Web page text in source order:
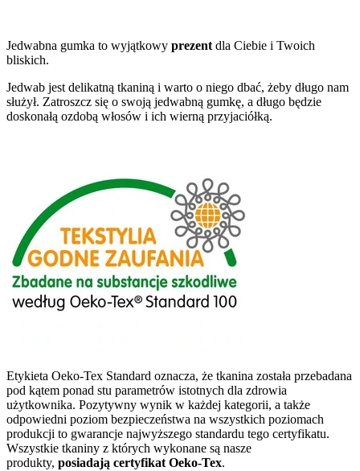
Jedwabna gumka to wyjątkowy prezent dla Ciebie i Twoich
bliskich.
Jedwab jest delikatną tkaniną i warto o niego dbać, żeby długo nam
służył. Zatroszcz się o swoją jedwabną gumkę, a długo będzie
doskonałą ozdobą włosów i ich wierną przyjaciółką.
Etykieta Oeko-Tex Standard oznacza, że tkanina została przebadana
pod kątem ponad stu parametrów istotnych dla zdrowia
użytkownika. Pozytywny wynik w każdej kategorii, a także
odpowiedni poziom bezpieczeństwa na wszystkich poziomach
produkcji to gwarancje najwyższego standardu tego certyfikatu.
Wszystkie tkaniny z których wykonane są nasze
produkty, posiadają certyfikat Oeko-Tex.